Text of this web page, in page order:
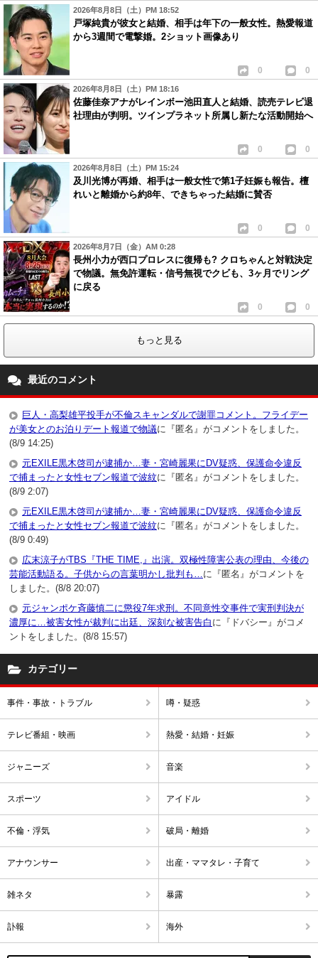
2026年8月8日（土）PM 18:52
戸塚純貴が彼女と結婚、相手は年下の一般女性。熱愛報道
から3週間で電撃婚。2ショット画像あり
0 0
2026年8月8日（土）PM 18:16
佐藤佳奈アナがレインボー池田直人と結婚、読売テレビ退
社理由が判明。ツインプラネット所属し新たな活動開始へ
0 0
2026年8月8日（土）PM 15:24
及川光博が再婚、相手は一般女性で第1子妊娠も報告。檀
れいと離婚から約8年、できちゃった結婚に賛否
0 0
2026年8月7日（金）AM 0:28
長州小力が西口プロレスに復帰も? クロちゃんと対戦決定
で物議。無免許運転・信号無視でクビも、3ヶ月でリング
に戻る
0 0
もっと見る
最近のコメント
巨人・高梨雄平投手が不倫スキャンダルで謝罪コメント。フライデー
が美女とのお泊りデート報道で物議に『匿名』がコメントをしました。
(8/9 14:25)
元EXILE黒木啓司が逮捕か…妻・宮崎麗果にDV疑惑、保護命令違反
で捕まったと女性セブン報道で波紋に『匿名』がコメントをしました。
(8/9 2:07)
元EXILE黒木啓司が逮捕か…妻・宮崎麗果にDV疑惑、保護命令違反
で捕まったと女性セブン報道で波紋に『匿名』がコメントをしました。
(8/9 0:49)
広末涼子がTBS『THE TIME,』出演。双極性障害公表の理由、今後の
芸能活動語る。子供からの言葉明かし批判も…に『匿名』がコメントを
しました。(8/8 20:07)
元ジャンポケ斉藤慎二に懲役7年求刑。不同意性交事件で実刑判決が
濃厚に…被害女性が裁判に出廷、深刻な被害告白 に『ドバシー』がコメ
ントをしました。(8/8 15:57)
カテゴリー
事件・事故・トラブル 噂・疑惑
テレビ番組・映画 熱愛・結婚・妊娠
ジャニーズ 音楽
スポーツ アイドル
不倫・浮気 破局・離婚
アナウンサー 出産・ママタレ・子育て
雑ネタ 暴露
訃報 海外